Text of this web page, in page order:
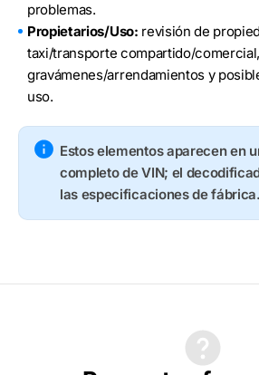
problemas.
Propietarios/Uso: revisión de
taxi/transporte compartido/comercial,
gravámenes/arrendamientos y
uso.
Estos elementos aparecen en
completo de VIN; el
las especificaciones de fábrica.